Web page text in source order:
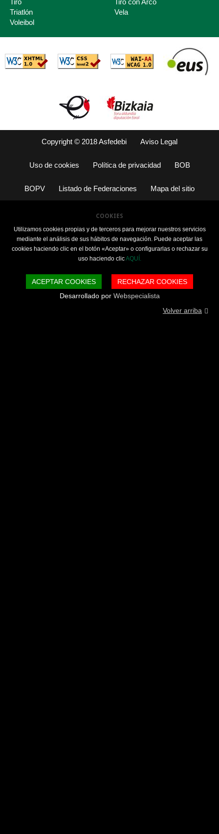
Triatlón
Vela
Voleibol
Copyright © 2018 Asfedebi Aviso Legal
Uso de cookies Política de privacidad BOB
BOPV Listado de Federaciones Mapa del sitio
COOKIES
Utilizamos cookies propias y de terceros para mejorar nuestros servicios
mediante el análisis de sus hábitos de navegación. Puede aceptar las
cookies haciendo clic en el botón «Aceptar» o configurarlas o rechazar su
uso haciendo clicAQUÍ.
ACEPTAR COOKIES
RECHAZAR COOKIES
Desarrollado por Webspecialista
Volver arriba